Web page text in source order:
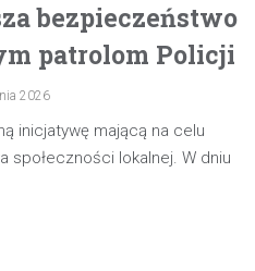
bezpieczeństwo
patrolom Policji
2026
inicjatywę mającą na celu
lokalnej. W dniu